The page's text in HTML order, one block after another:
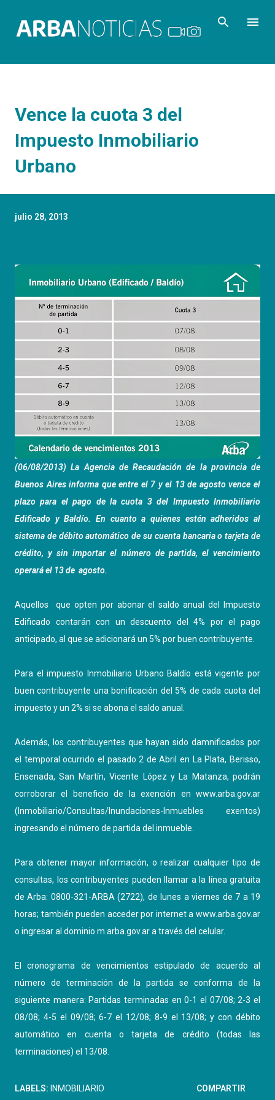
Vence la cuota 3 del
Impuesto Inmobiliario
Urbano
julio 28, 2013
(06/08/2013) La Agencia de Recaudación de la provincia de
Buenos Aires informa que entre el 7 y el 13 de agosto vence el
plazo para el pago de la cuota 3 del Impuesto Inmobiliario
Edificado y Baldío. En cuanto a quienes estén adheridos al
sistema de débito automático de su cuenta bancaria o tarjeta de
crédito, y sin importar el número de partida, el vencimiento
operará el 13 de agosto.
Aquellos que opten por abonar el saldo anual del Impuesto
Edificado contarán con un descuento del 4% por el pago
anticipado, al que se adicionará un 5% por buen contribuyente.
Para el impuesto Inmobiliario Urbano Baldío está vigente por
buen contribuyente una bonificación del 5% de cada cuota del
impuesto y un 2% si se abona el saldo anual.
Además, los contribuyentes que hayan sido damnificados por
el temporal ocurrido el pasado 2 de Abril en La Plata, Berisso,
Ensenada, San Martín, Vicente López y La Matanza, podrán
corroborar el beneficio de la exención en www.arba.gov.ar
(Inmobiliario/Consultas/Inundaciones-Inmuebles exentos)
ingresando el número de partida del inmueble.
Para obtener mayor información, o realizar cualquier tipo de
consultas, los contribuyentes pueden llamar a la línea gratuita
de Arba: 0800-321-ARBA (2722), de lunes a viernes de 7 a 19
horas; también pueden acceder por internet a www.arba.gov.ar
o ingresar al dominio m.arba.gov.ara través del celular.
El cronograma de vencimientos estipulado de acuerdo al
número de terminación de la partida se conforma de la
siguiente manera: Partidas terminadas en 0-1 el 07/08; 2-3 el
08/08; 4-5 el 09/08; 6-7 el 12/08; 8-9 el 13/08; y con débito
automático en cuenta o tarjeta de crédito (todas las
terminaciones) el 13/08.
LABELS: INMOBILIARIO COMPARTIR